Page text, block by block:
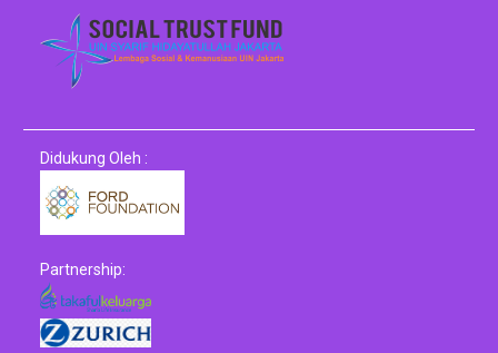
Didukung Oleh :
Partnership: